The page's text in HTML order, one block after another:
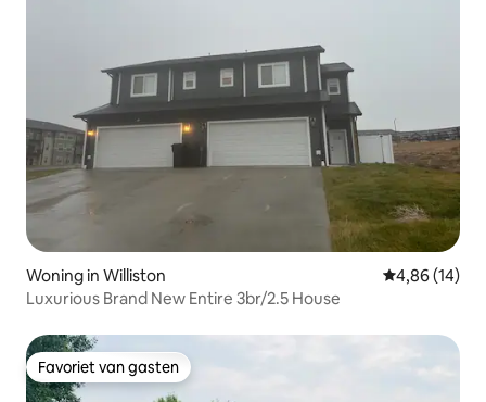
Woning in Williston Gemiddelde
4,86 (14)
Luxurious Brand New Entire 3br/2.5 House
Favoriet van gasten
Favoriet van gasten